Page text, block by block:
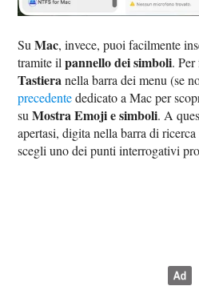
SuMac, invece, puoi facilmente
tramite ilpannello dei simboli.
Tastieranella barra dei menu (se
precedentededicato a Mac per
suMostra Emoji e simboli. A
apertasi, digita nella barra di
scegli uno dei punti interrogativi